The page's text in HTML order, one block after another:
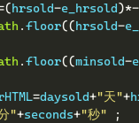
hrsold-e_hrsold)*-
.floor((hrsold-
.floor((minsold-
=daysold+"天"+
"+seconds+"秒"
;